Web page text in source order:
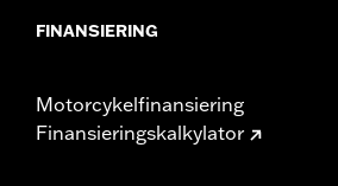
FINANSIERING
Motorcykelfinansiering
Finansieringskalkylator